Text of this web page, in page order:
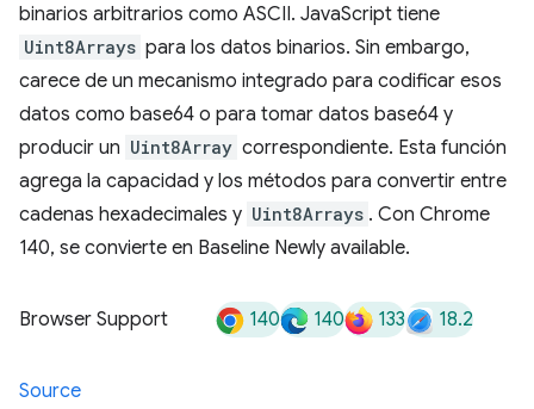
binarios arbitrarios como ASCII. JavaScript tiene
Uint8Arrays para los datos binarios. Sin embargo,
carece de un mecanismo integrado para codificar esos
datos como base64 o para tomar datos base64 y
producir un Uint8Array correspondiente. Esta función
agrega la capacidad y los métodos para convertir entre
cadenas hexadecimales y Uint8Arrays . Con Chrome
140, se convierte en Baseline Newly available.
Browser Support 140 140 133 18.2
Source